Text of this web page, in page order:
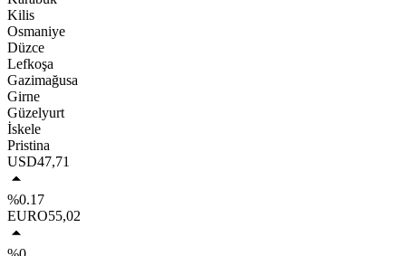
Kilis
Osmaniye
Düzce
Lefkoşa
Gazimağusa
Girne
Güzelyurt
İskele
Pristina
USD47,71
%0.17
EURO55,02